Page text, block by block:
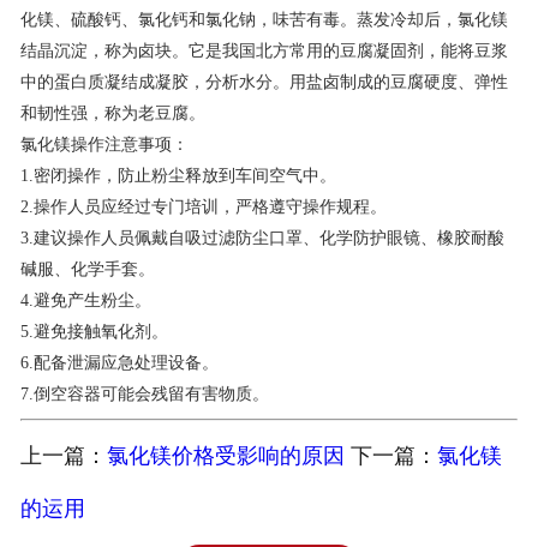
化镁、硫酸钙、氯化钙和氯化钠，味苦有毒。蒸发冷却后，氯化镁
结晶沉淀，称为卤块。它是我国北方常用的豆腐凝固剂，能将豆浆
中的蛋白质凝结成凝胶，分析水分。用盐卤制成的豆腐硬度、弹性
和韧性强，称为老豆腐。
氯化镁操作注意事项：
1.密闭操作，防止粉尘释放到车间空气中。
2.操作人员应经过专门培训，严格遵守操作规程。
3.建议操作人员佩戴自吸过滤防尘口罩、化学防护眼镜、橡胶耐酸
碱服、化学手套。
4.避免产生粉尘。
5.避免接触氧化剂。
6.配备泄漏应急处理设备。
7.倒空容器可能会残留有害物质。
上一篇： 氯化镁价格受影响的原因 下一篇： 氯化镁
的运用